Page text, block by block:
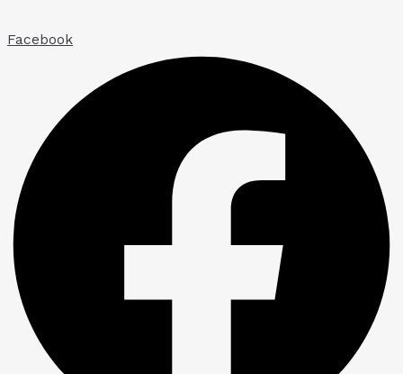
al
Facebook